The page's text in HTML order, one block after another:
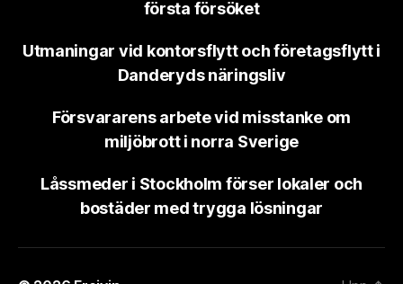
första försöket
Utmaningar vid kontorsflytt och företagsflytt i
Danderyds näringsliv
Försvararens arbete vid misstanke om
miljöbrott i norra Sverige
Låssmeder i Stockholm förser lokaler och
bostäder med trygga lösningar